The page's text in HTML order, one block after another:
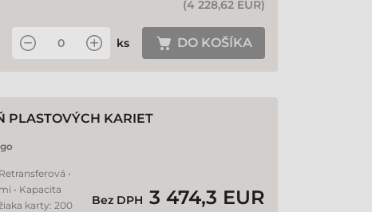
(4 228,62 EUR)
ks DO KOŠÍKA
PLASTOVÝCH KARIET
•
• Kapacita
karty: 200
Bez DPH 3 474,3 EUR